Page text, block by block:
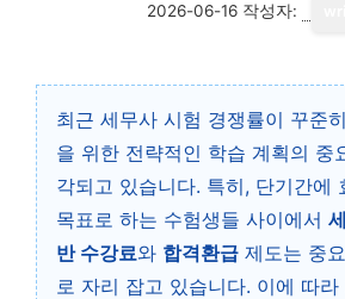
2026-06-16 작성자:
최근 세무사 시험 경쟁률이 꾸준
을 위한 전략적인 학습 계획의 중
각되고 있습니다. 특히, 단기간에
목표로 하는 수험생들 사이에서
반 수강료와 합격환급 제도는 중
로 자리 잡고 있습니다. 이에 따라